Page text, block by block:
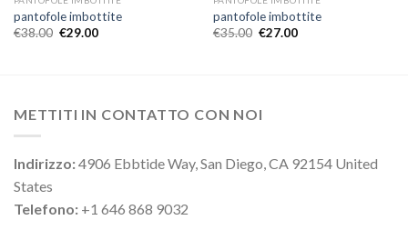
pantofole imbottite
€38.00 €29.00
pantofole imbottite
€35.00 €27.00
METTITI IN CONTATTO CON NOI
Indirizzo:4906 Ebbtide Way, San Diego, CA 92154 United
States
Telefono: +1 646 868 9032